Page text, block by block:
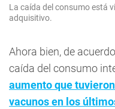
La caída del consumo está
adquisitivo.
Ahora bien, de
caída del consumo
aumento que
vacunos en los